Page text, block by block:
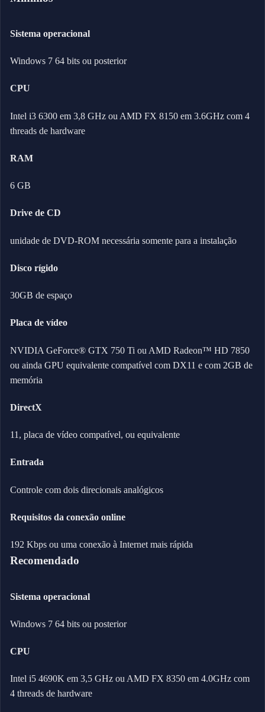
Sistema operacional
Windows 7 64 bits ou posterior
CPU
Intel i3 6300 em 3,8 GHz ou AMD FX 8150 em 3.6GHz com 4
threads de hardware
RAM
6 GB
Drive de CD
unidade de DVD-ROM necessária somente para a instalação
Disco rígido
30GB de espaço
Placa de vídeo
NVIDIA GeForce® GTX 750 Ti ou AMD Radeon™ HD 7850
ou ainda GPU equivalente compatível com DX11 e com 2GB de
memória
DirectX
11, placa de vídeo compatível, ou equivalente
Entrada
Controle com dois direcionais analógicos
Requisitos da conexão online
192 Kbps ou uma conexão à Internet mais rápida
Recomendado
Sistema operacional
Windows 7 64 bits ou posterior
CPU
Intel i5 4690K em 3,5 GHz ou AMD FX 8350 em 4.0GHz com
4 threads de hardware